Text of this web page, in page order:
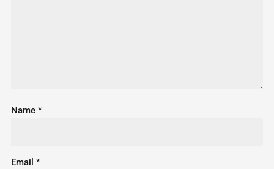
Name *
Email *